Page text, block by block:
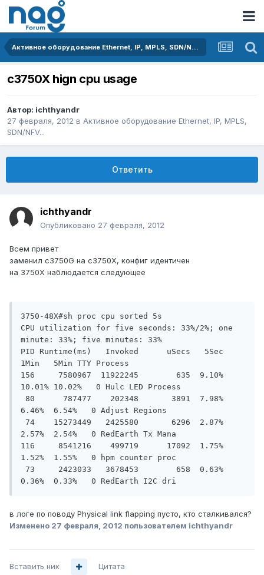
Активное оборудование Ethernet, IP, MPLS, SDN/NFV...
c3750X hign cpu usage
Автор: ichthyandr
27 февраля, 2012 в Активное оборудование Ethernet, IP, MPLS,
SDN/NFV...
Ответить
ichthyandr
Опубликовано 27 февраля, 2012
Всем привет
заменил c3750G на с3750X, конфиг идентичен
на 3750X наблюдается следующее
3750-48X#sh proc cpu sorted 5s
CPU utilization for five seconds: 33%/2%; one
minute: 33%; five minutes: 33%
PID Runtime(ms)   Invoked      uSecs   5Sec
1Min   5Min TTY Process
156     7580967  11922245        635  9.10%
10.01% 10.02%   0 Hulc LED Process
6.46%  6.54%   0 Adjust Regions
2.57%  2.54%   0 RedEarth Tx Mana
116     8541216    499719      17092  1.75%
1.52%  1.55%   0 hpm counter proc
0.36%  0.33%   0 RedEarth I2C dri
в логе по поводу Physical link flapping пусто, кто сталкивался?
Изменено 27 февраля, 2012 пользователем ichthyandr
Вставить ник Цитата